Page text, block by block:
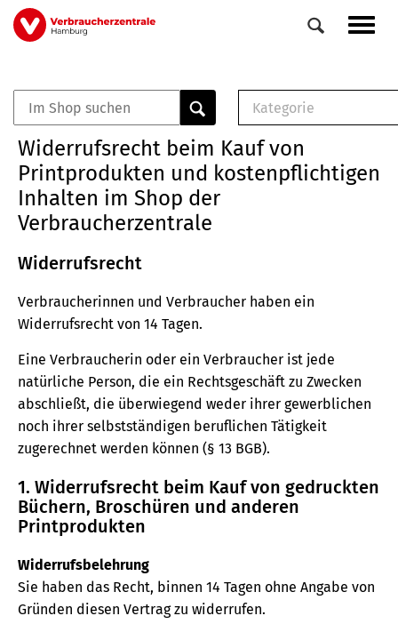
Direkt
zum
Veranstaltungen
0
Elemente
Kategorie
Musterbrief (RTF)
E-Broschüre
Widerrufsrecht beim Kauf von
Printprodukten und kostenpflichtigen
Inhalten im Shop der
Verbraucherzentrale
Widerrufsrecht
Verbraucherinnen und Verbraucher haben ein
Widerrufsrecht von 14 Tagen.
Eine Verbraucherin oder ein Verbraucher ist jede
natürliche Person, die ein Rechtsgeschäft zu Zwecken
abschließt, die überwiegend weder ihrer gewerblichen
noch ihrer selbstständigen beruflichen Tätigkeit
zugerechnet werden können (§ 13 BGB).
1. Widerrufsrecht beim Kauf von gedruckten
Büchern, Broschüren und anderen
Printprodukten
Widerrufsbelehrung
Sie haben das Recht, binnen 14 Tagen ohne Angabe von
Gründen diesen Vertrag zu widerrufen.